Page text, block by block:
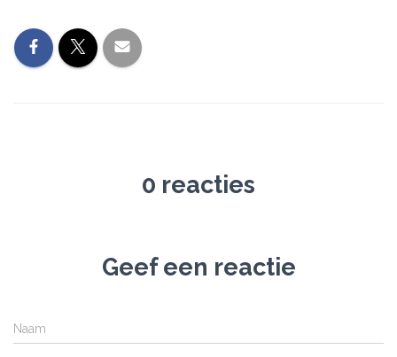
0 reacties
Geef een reactie
Naam